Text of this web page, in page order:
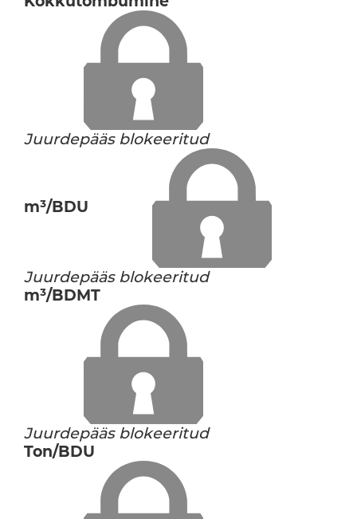
Juurdepääs blokeeritud
m³/BDU
Juurdepääs blokeeritud
m³/BDMT
Juurdepääs blokeeritud
Ton/BDU